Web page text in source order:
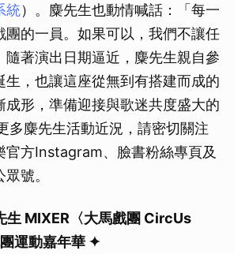
統）。麋先生也動情喊話：「每一
團的一員。如果可以，我們不讓任
隨著演出日期逼近，麋先生親自參
生，也讓這座從無到有搭建而成的
成形，準備迎接與歌迷共度盛大的
多麋先生活動近況，請密切關注
官方Instagram、臉書粉絲專頁及
號。
生 MIXER〈大馬戲團 CircUs
運動嘉年華 ✦